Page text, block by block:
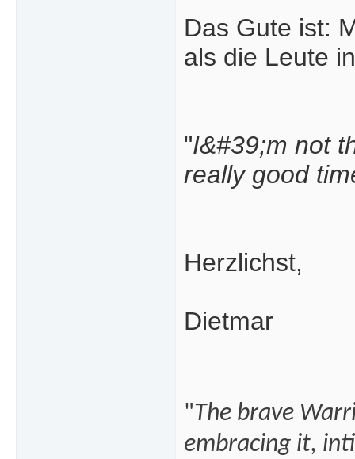
Das Gute ist:
als die Leute
"I&#39;m not
really good
Herzlichst,
Dietmar
"The brave
embracing it,